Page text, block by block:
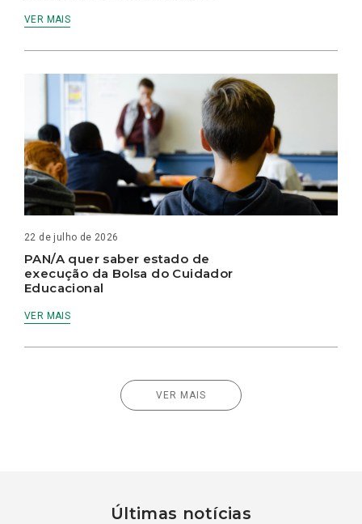
VER MAIS
22 de julho de 2026
PAN/A quer saber estado de
execução da Bolsa do Cuidador
Educacional
VER MAIS
VER MAIS
Últimas notícias